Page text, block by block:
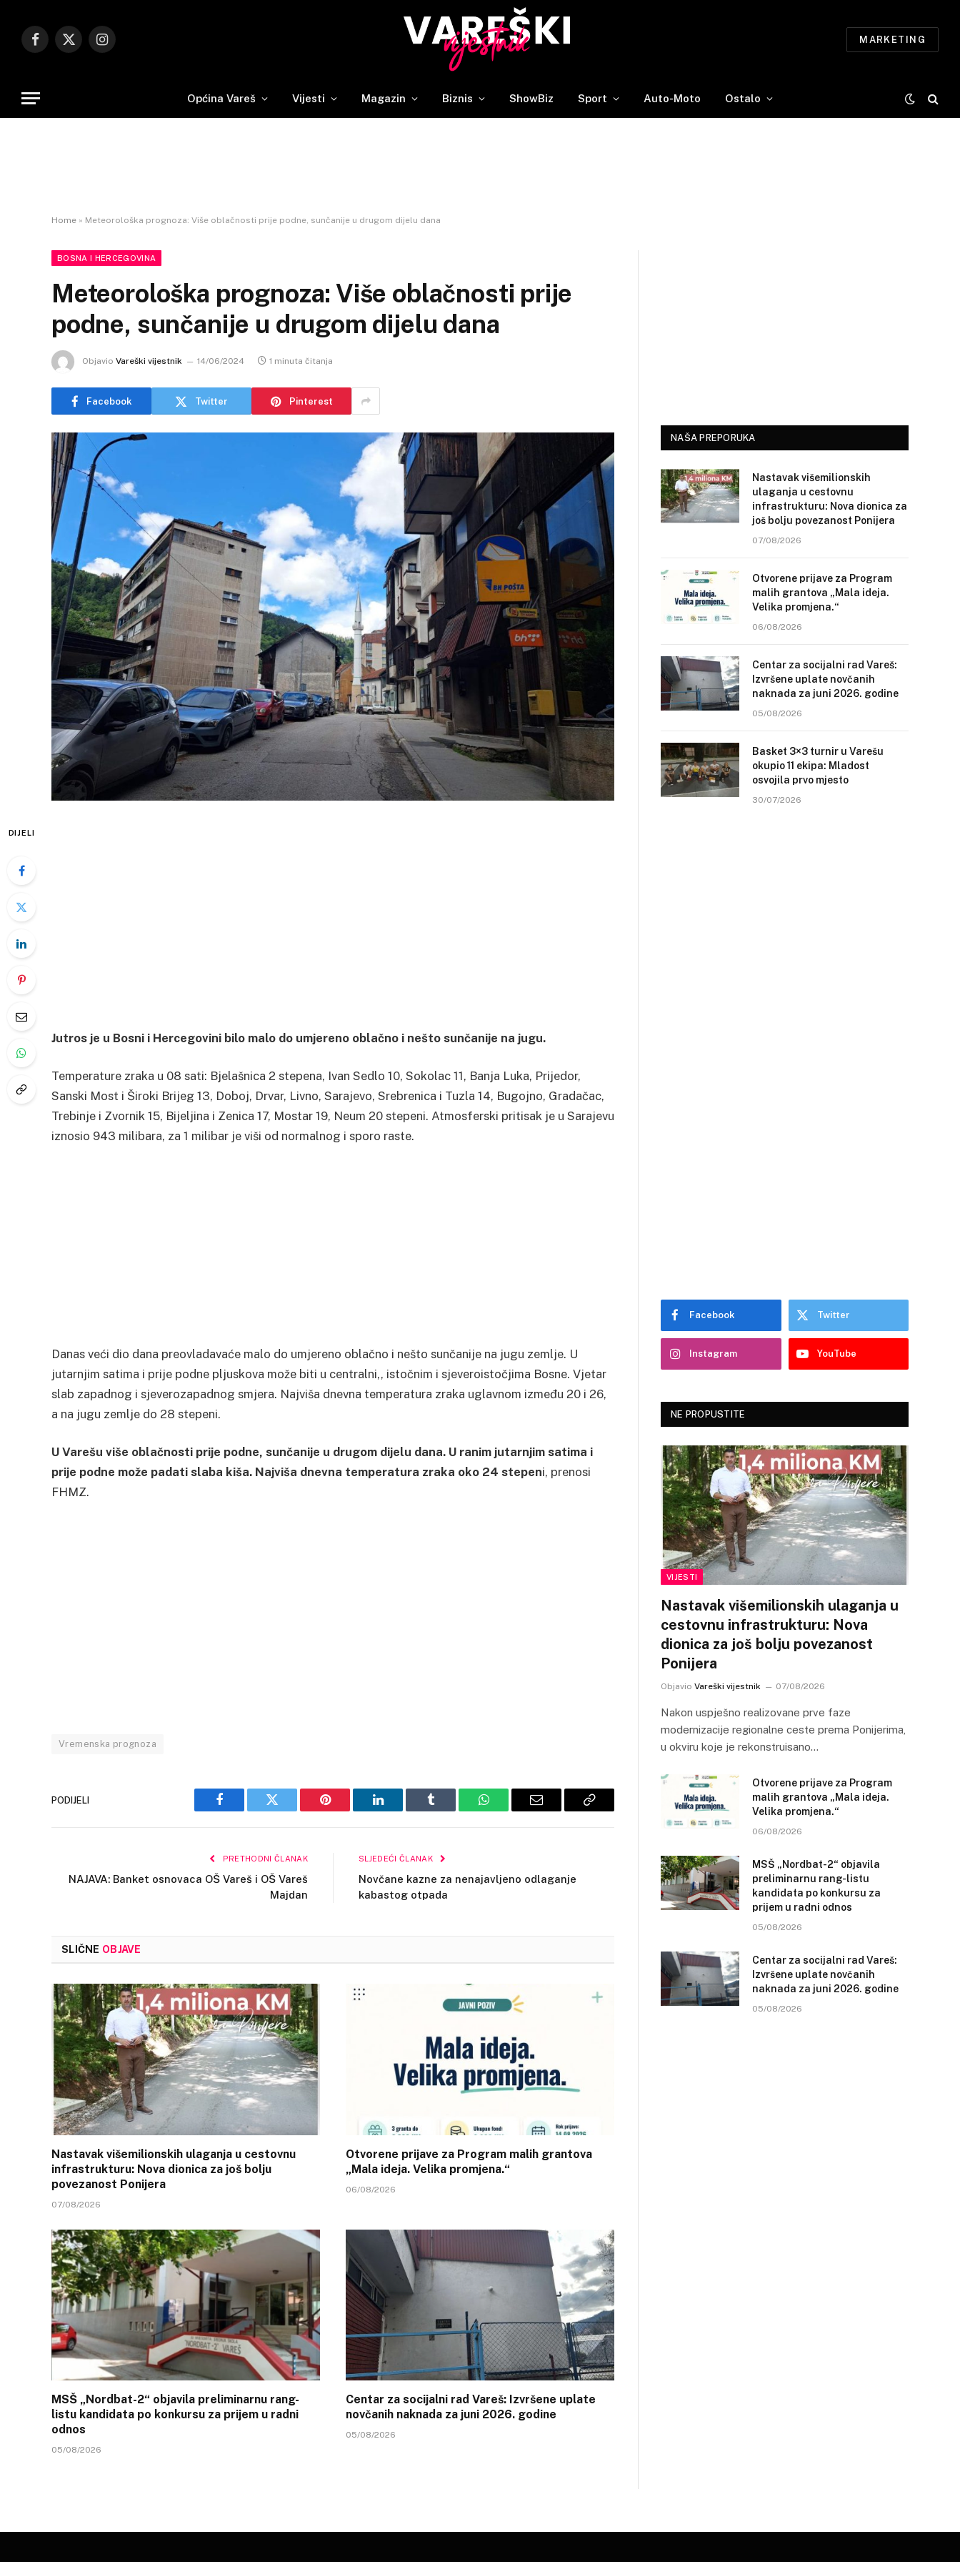
Facebook
X
Instagram
MARKETING
Općina Vareš Vijesti Magazin Biznis ShowBiz Sport Auto-Moto Ostalo
Home » Meteorološka prognoza: Više oblačnosti prije podne, sunčanije u drugom dijelu dana
BOSNA I HERCEGOVINA
Meteorološka prognoza: Više oblačnosti prije
podne, sunčanije u drugom dijelu dana
Objavio Vareški vijestnik 14/06/2024 1 minuta čitanja
Facebook Twitter Pinterest
DIJELI
Jutros je u Bosni i Hercegovini bilo malo do umjereno oblačno i nešto sunčanije na jugu.
Temperature zraka u 08 sati: Bjelašnica 2 stepena, Ivan Sedlo 10, Sokolac 11, Banja Luka, Prijedor,
Sanski Most i Široki Brijeg 13, Doboj, Drvar, Livno, Sarajevo, Srebrenica i Tuzla 14, Bugojno, Gradačac,
Trebinje i Zvornik 15, Bijeljina i Zenica 17, Mostar 19, Neum 20 stepeni. Atmosferski pritisak je u Sarajevu
iznosio 943 milibara, za 1 milibar je viši od normalnog i sporo raste.
Danas veći dio dana preovladavaće malo do umjereno oblačno i nešto sunčanije na jugu zemlje. U
jutarnjim satima i prije podne pljuskova može biti u centralni,, istočnim i sjeveroistočjima Bosne. Vjetar
slab zapadnog i sjeverozapadnog smjera. Najviša dnevna temperatura zraka uglavnom između 20 i 26,
a na jugu zemlje do 28 stepeni.
U Varešu više oblačnosti prije podne, sunčanije u drugom dijelu dana. U ranim jutarnjim satima i
prije podne može padati slaba kiša. Najviša dnevna temperatura zraka oko 24 stepeni, prenosi
FHMZ.
Vremenska prognoza
PODIJELI
Facebook Twitter Pinterest LinkedIn Tumblr WhatsAppEmail
Copy
PRETHODNI ČLANAK
NAJAVA: Banket osnovaca OŠ Vareš i OŠ Vareš
Majdan
SLJEDEĆI ČLANAK
Novčane kazne za nenajavljeno odlaganje
kabastog otpada
SLIČNE OBJAVE
Nastavak višemilionskih ulaganja u cestovnu
infrastrukturu: Nova dionica za još bolju
povezanost Ponijera
07/08/2026
Otvorene prijave za Program malih grantova
„Mala ideja. Velika promjena.“
06/08/2026
MSŠ „Nordbat-2“ objavila preliminarnu rang-
listu kandidata po konkursu za prijem u radni
odnos
05/08/2026
Centar za socijalni rad Vareš: Izvršene uplate
novčanih naknada za juni 2026. godine
05/08/2026
NAŠA PREPORUKA
Nastavak višemilionskih
ulaganja u cestovnu
infrastrukturu: Nova dionica za
još bolju povezanost Ponijera
07/08/2026
Otvorene prijave za Program
malih grantova „Mala ideja.
Velika promjena.“
06/08/2026
Centar za socijalni rad Vareš:
Izvršene uplate novčanih
naknada za juni 2026. godine
05/08/2026
Basket 3×3 turnir u Varešu
okupio 11 ekipa: Mladost
osvojila prvo mjesto
30/07/2026
Facebook Twitter
Instagram YouTube
NE PROPUSTITE
VIJESTI
Nastavak višemilionskih ulaganja u
cestovnu infrastrukturu: Nova
dionica za još bolju povezanost
Ponijera
Objavio Vareški vijestnik 07/08/2026
Nakon uspješno realizovane prve faze
modernizacije regionalne ceste prema Ponijerima,
u okviru koje je rekonstruisano…
Otvorene prijave za Program
malih grantova „Mala ideja.
Velika promjena.“
06/08/2026
MSŠ „Nordbat-2“ objavila
preliminarnu rang-listu
kandidata po konkursu za
prijem u radni odnos
05/08/2026
Centar za socijalni rad Vareš:
Izvršene uplate novčanih
naknada za juni 2026. godine
05/08/2026